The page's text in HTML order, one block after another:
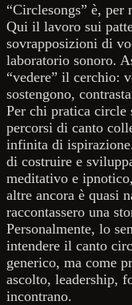
“Circlesongs” è,
Qui il lavoro sui
sovrapposizioni di
laboratorio sonoro.
“vedere” il cerchio:
sostengono,
Per chi pratica
percorsi di canto
infinita di
di costruire e
meditativo e
altre ancora è quasi
raccontassero una
Personalmente, lo
intendere il canto
generico, ma come
ascolto, leadership,
incontrano.